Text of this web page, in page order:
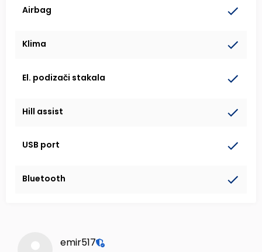
Airbag
Klima
El. podizači stakala
Hill assist
USB port
Bluetooth
emir517